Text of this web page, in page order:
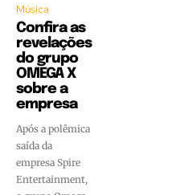
Música
Confira as
revelações
do grupo
OMEGA X
sobre a
empresa
Após a polêmica
saída da
empresa Spire
Entertainment,